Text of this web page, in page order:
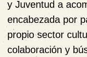
y Juventud a
encabezada por
propio sector
colaboración y